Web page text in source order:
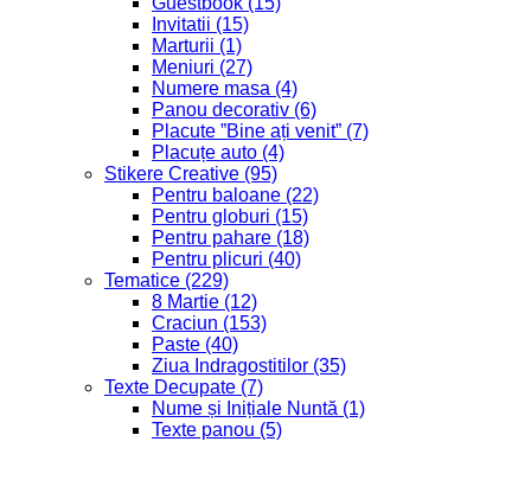
Invitatii (15)
Marturii (1)
Meniuri (27)
Numere masa (4)
Panou decorativ (6)
Placute ”Bine ați venit” (7)
Placuțe auto (4)
Stikere Creative (95)
Pentru baloane (22)
Pentru globuri (15)
Pentru pahare (18)
Pentru plicuri (40)
Tematice (229)
8 Martie (12)
Craciun (153)
Paste (40)
Ziua Indragostitilor (35)
Texte Decupate (7)
Nume și Inițiale Nuntă (1)
Texte panou (5)